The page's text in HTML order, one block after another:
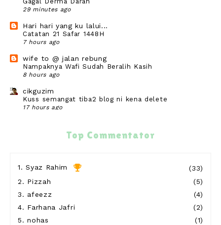
29 minutes ago
Hari hari yang ku lalui...
Catatan 21 Safar 1448H
7 hours ago
wife to @ jalan rebung
Nampaknya Wafi Sudah Beralih Kasih
8 hours ago
cikguzim
Kuss semangat tiba2 blog ni kena delete
17 hours ago
Jumpa doktor gigiTop Commentator
1.Syaz Rahim
(33)
2. Pizzah
(5)
3. afeezz
(4)
4. Farhana Jafri
(2)
5.nohas
(1)